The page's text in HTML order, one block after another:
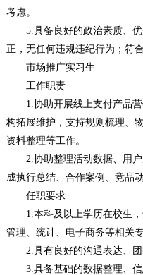
考虑。
5.具备良好的政治素质、优
正，无任何违规违纪行为；符
市场推广实习生
工作职责
1.协助开展线上支付产品营
构拓展维护，支持规则梳理、
资料整理等工作。
2.协助整理活动数据、用户
成执行总结、合作案例、竞品
任职要求
1.本科及以上学历在校生，
管理、统计、电子商务等相关专
2.具有良好的沟通表达、团
3.具备基础的数据整理、信